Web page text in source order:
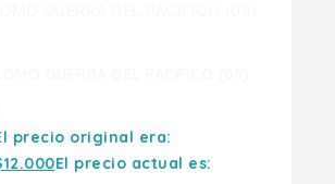
precio original era:
12.000El precio actual es: